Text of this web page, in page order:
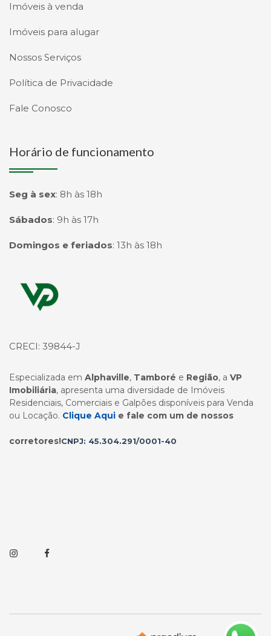
Imóveis à venda
Imóveis para alugar
Nossos Serviços
Política de Privacidade
Fale Conosco
Horário de funcionamento
Seg à sex: 8h às 18h
Sábados: 9h às 17h
Domingos e feriados: 13h às 18h
Página inicial
CRECI: 39844-J
Especializada em Alphaville, Tamboré e Região, a VP
Imobiliária, apresenta uma diversidade de Imóveis
Residenciais, Comerciais e Galpões disponíveis para Venda
ou Locação. Clique Aqui e fale com um de nossos
corretores!CNPJ: 45.304.291/0001-40
InstagramFacebook